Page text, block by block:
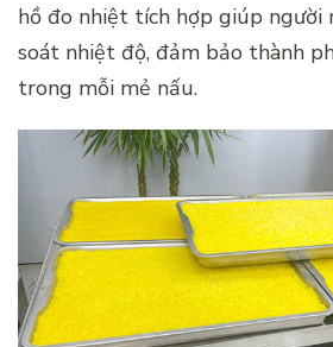
hồ đo nhiệt tích hợp giúp người
soát nhiệt độ, đảm bảo thành
trong mỗi mẻ nấu.